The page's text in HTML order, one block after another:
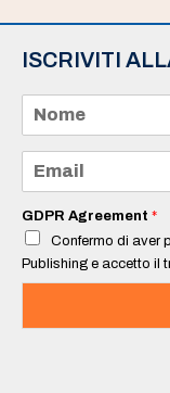
ISCRIVITI
m
e
a
i
*
GDPR Agreement *
Confermo di aver
Publishing e accetto il